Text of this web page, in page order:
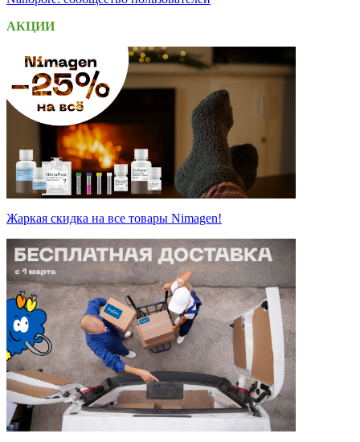
АКЦИИ
Жаркая скидка на все товары Nimagen!